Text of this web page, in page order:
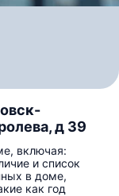
д 39
включая:
и список
в доме,
как год